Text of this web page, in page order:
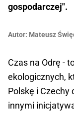
gospodarczej".
Autor: Mateusz
Czas na Odrę -
ekologicznych,
Polskę i Czechy
innymi